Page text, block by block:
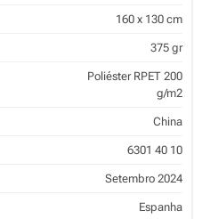
160 x 130 cm
375 gr
Poliéster RPET 200
g/m2
China
6301 40 10
Setembro 2024
Espanha